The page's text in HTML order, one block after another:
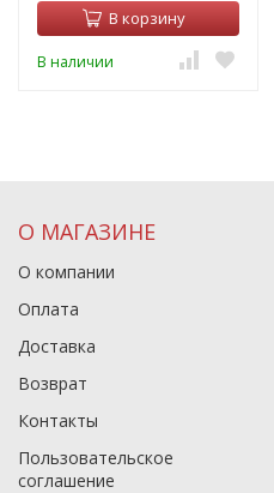
В корзину
В наличии
О МАГАЗИНЕ
О компании
Оплата
Доставка
Возврат
Контакты
Пользовательское
соглашение